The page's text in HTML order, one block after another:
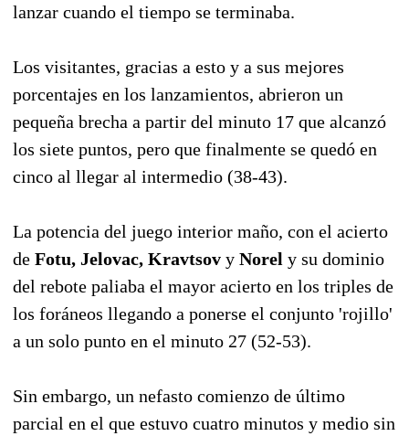
lanzar cuando el tiempo se terminaba.
Los visitantes, gracias a esto y a sus mejores
porcentajes en los lanzamientos, abrieron un
pequeña brecha a partir del minuto 17 que alcanzó
los siete puntos, pero que finalmente se quedó en
cinco al llegar al intermedio (38-43).
La potencia del juego interior maño, con el acierto
de Fotu, Jelovac, Kravtsov y Norel y su dominio
del rebote paliaba el mayor acierto en los triples de
los foráneos llegando a ponerse el conjunto 'rojillo'
a un solo punto en el minuto 27 (52-53).
Sin embargo, un nefasto comienzo de último
parcial en el que estuvo cuatro minutos y medio sin